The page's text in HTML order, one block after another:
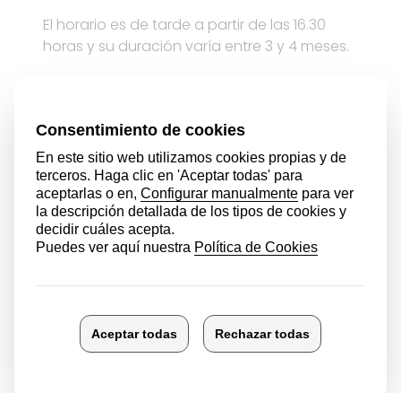
El horario es de tarde a partir de las 16.30
horas y su duración varía entre 3 y 4 meses.
(Abencio) o acercándose a la Escuela.
Se realizará una selección personal el día 6
de Marzo
Se abre una nueva convocatoria de cursos
de formación para el empleo, a celebrar en